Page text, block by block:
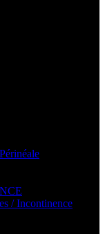
/ Incontinence